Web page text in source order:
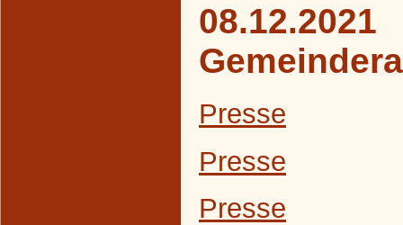
08.12.2021
Presse
Presse
Presse